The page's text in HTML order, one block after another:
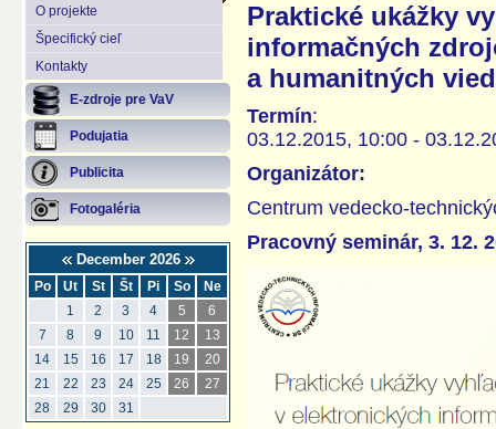
O projekte
Špecifický cieľ
Kontakty
E-zdroje pre VaV
Podujatia
Publicita
Fotogaléria
December 2026
Po Ut St Št Pi So
Ne
1
2 3 4 5
6
7
8 9 10 11 12
13
14
15 16 17 18 19
20
21
22 23 24 25 26
27
28
29 30 31
Praktické ukážky
informačných
a humanitných vied
Termín:
03.12.2015, 10:00 -
Organizátor:
Centrum vedecko-
Pracovný seminár, 3. 12.